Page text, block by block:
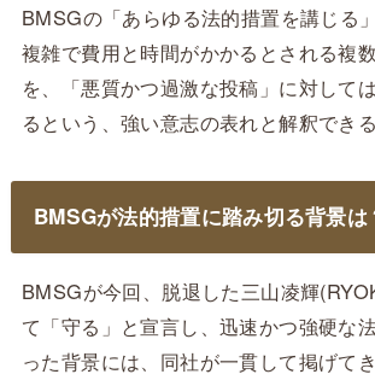
BMSGの「あらゆる法的措置を講じる
複雑で費用と時間がかかるとされる複
を、「悪質かつ過激な投稿」に対して
るという、強い意志の表れと解釈できる
BMSGが法的措置に踏み切る背景は
BMSGが今回、脱退した三山凌輝
て「守る」と宣言し、迅速かつ強硬な
った背景には、同社が一貫して掲げて